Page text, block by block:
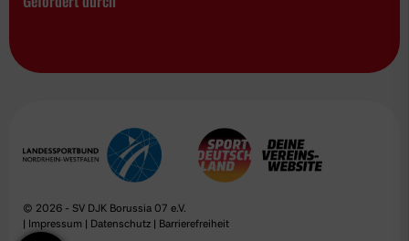
© 2026 - SV DJK Borussia 07 e.V.
| Impressum | Datenschutz | Barrierefreiheit